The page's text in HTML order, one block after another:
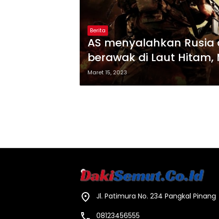
Berita
AS menyalahkan
berawak di Laut
Maret 15, 2023
Jl. Patimura No. 234 Pangkal Pinang
08123456555